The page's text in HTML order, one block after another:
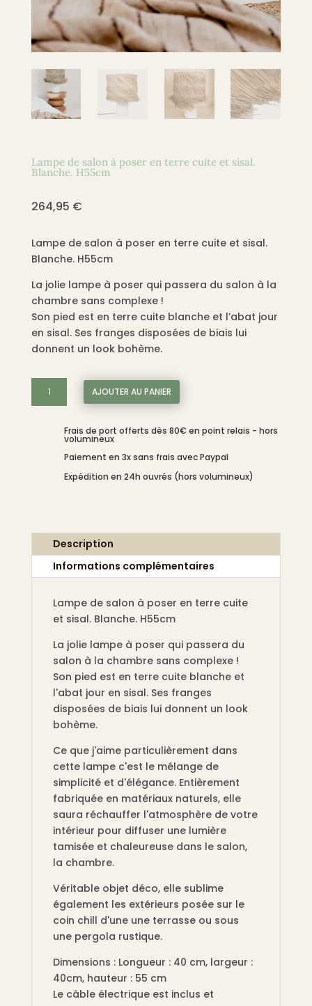
Lampe de salon à poser en terre cuite et sisal.
Blanche. H55cm
264,95 €
Lampe de salon à poser en terre cuite et sisal.
Blanche. H55cm
La jolie lampe à poser qui passera du salon à la
chambre sans complexe !
Son pied est en terre cuite blanche et l’abat jour
en sisal. Ses franges disposées de biais lui
donnent un look bohème.
sisal.
Blanche.
AJOUTER AU PANIER
Frais de port offerts dès 80€ en point relais - hors
volumineux
Paiement en 3x sans frais avec Paypal
Expédition en 24h ouvrés (hors volumineux)
Description
Informations complémentaires
Lampe de salon à poser en terre cuite
et sisal. Blanche. H55cm
La jolie lampe à poser qui passera du
salon à la chambre sans complexe !
Son pied est en terre cuite blanche et
l'abat jour en sisal. Ses franges
disposées de biais lui donnent un look
bohème.
Ce que j'aime particulièrement dans
cette lampe c'est le mélange de
simplicité et d'élégance. Entièrement
fabriquée en matériaux naturels, elle
saura réchauffer l'atmosphère de votre
intérieur pour diffuser une lumière
tamisée et chaleureuse dans le salon,
la chambre.
Véritable objet déco, elle sublime
également les extérieurs posée sur le
coin chill d'une une terrasse ou sous
une pergola rustique.
Dimensions : Longueur : 40 cm, largeur :
40cm, hauteur : 55 cm
Le câble électrique est inclus et